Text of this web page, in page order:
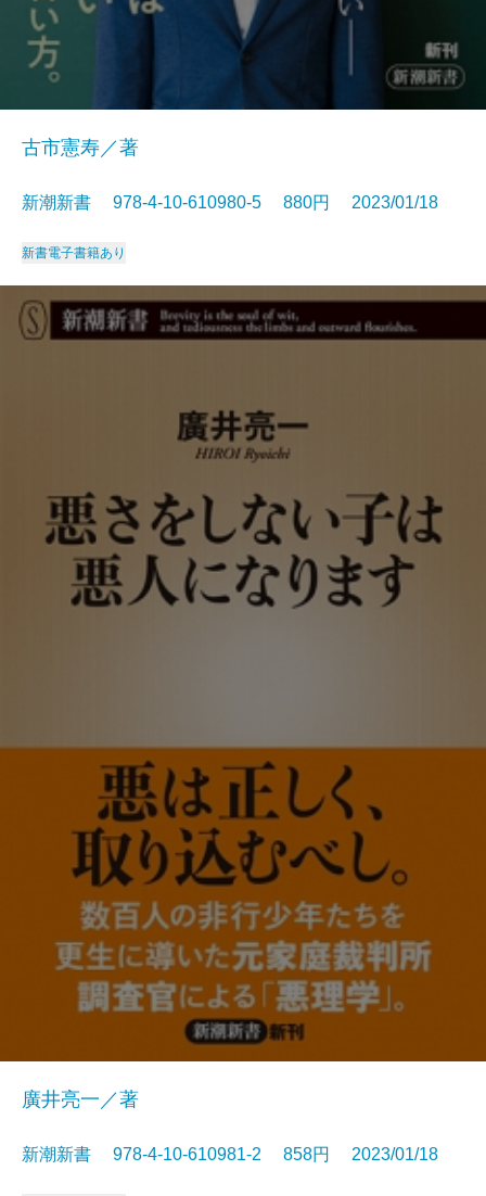
古市憲寿／著
新潮新書 978-4-10-610980-5 880円 2023/01/18
新書電子書籍あり
廣井亮一／著
新潮新書 978-4-10-610981-2 858円 2023/01/18